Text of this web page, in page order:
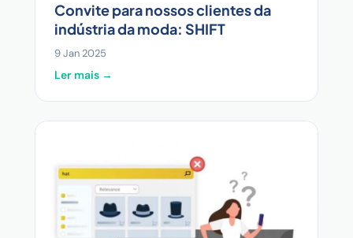
Convite para nossos clientes da
indústria da moda: SHIFT
9 Jan 2025
Ler mais →